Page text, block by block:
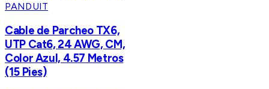
PANDUIT
Cable de Parcheo TX6,
UTP Cat6, 24 AWG, CM,
Color Azul, 4.57 Metros
(15 Pies)